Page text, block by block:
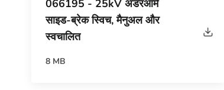
066195 - 25kV अंडरआर्म
साइड-ब्रेक स्विच, मैनुअल और
स्वचालित
8 MB